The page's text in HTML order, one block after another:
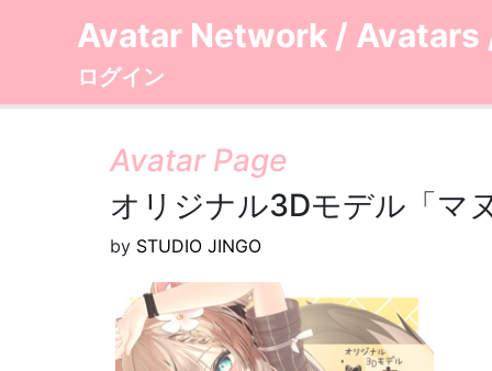
Avatar Network / Avatars
ログイン
Avatar Page
オリジナル3Dモデル「マ
by STUDIO JINGO